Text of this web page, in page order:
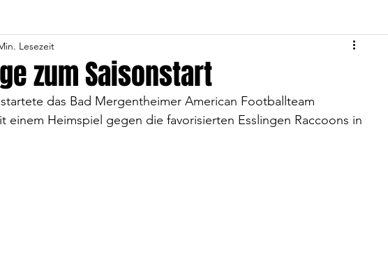
zum Saisonstart
Lesezeit
das Bad Mergentheimer American Footballteam
einem Heimspiel gegen die favorisierten Esslingen Raccoons in